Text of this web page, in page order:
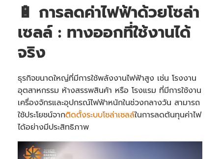
🔋 การลดค่าไฟฟ้าด้วยโซล่า
เซลล์ : ทางออกที่ใช้งานได้
จริง
ธุรกิจขนาดใหญ่ที่มีการใช้พลังงานไฟฟ้าสูง เช่น โรงงาน
อุตสาหกรรม ห้างสรรพสินค้า หรือ โรงแรม ที่มีการใช้งาน
เครื่องจักรและอุปกรณ์ไฟฟ้าหนักในช่วงกลางวัน สามารถ
ใช้ประโยชน์จากติดตั้งระบบโซล่าเซลล์ในการลดต้นทุนค่าไฟ
ได้อย่างมีประสิทธิภาพ